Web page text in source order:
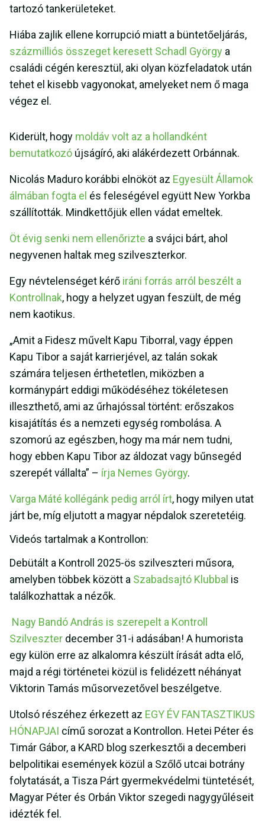
tartozó tankerületeket.
Hiába zajlik ellene korrupció miatt a büntetőeljárás,
százmilliós összeget keresett Schadl György a
családi cégén keresztül, aki olyan közfeladatok után
tehet el kisebb vagyonokat, amelyeket nem ő maga
végez el.
Kiderült, hogy moldáv volt az a hollandként
bemutatkozó újságíró, aki alákérdezett Orbánnak.
Nicolás Maduro korábbi elnököt az Egyesült Államok
álmában fogta el és feleségével együtt New Yorkba
szállították. Mindkettőjük ellen vádat emeltek.
Öt évig senki nem ellenőrizte a svájci bárt, ahol
negyvenen haltak meg szilveszterkor.
Egy névtelenséget kérő iráni forrás arról beszélt a
Kontrollnak, hogy a helyzet ugyan feszült, de még
nem kaotikus.
„Amit a Fidesz művelt Kapu Tiborral, vagy éppen
Kapu Tibor a saját karrierjével, az talán sokak
számára teljesen érthetetlen, miközben a
kormánypárt eddigi működéséhez tökéletesen
illeszthető, ami az űrhajóssal történt: erőszakos
kisajátítás és a nemzeti egység rombolása. A
szomorú az egészben, hogy ma már nem tudni,
hogy ebben Kapu Tibor az áldozat vagy bűnsegéd
szerepét vállalta” – írja Nemes György.
Varga Máté kollégánk pedig arról írt, hogy milyen utat
járt be, míg eljutott a magyar népdalok szeretetéig.
Videós tartalmak a Kontrollon:
Debütált a Kontroll 2025-ös szilveszteri műsora,
amelyben többek között a Szabadsajtó Klubbal is
találkozhattak a nézők.
Nagy Bandó András is szerepelt a Kontroll
Szilveszter december 31-i adásában! A humorista
egy külön erre az alkalomra készült írását adta elő,
majd a régi történetei közül is felidézett néhányat
Viktorin Tamás műsorvezetővel beszélgetve.
Utolsó részéhez érkezett az EGY ÉV FANTASZTIKUS
HÓNAPJAI című sorozat a Kontrollon. Hetei Péter és
Timár Gábor, a KARD blog szerkesztői a decemberi
belpolitikai események közül a Szőlő utcai botrány
folytatását, a Tisza Párt gyermekvédelmi tüntetését,
Magyar Péter és Orbán Viktor szegedi nagygyűléseit
idézték fel.